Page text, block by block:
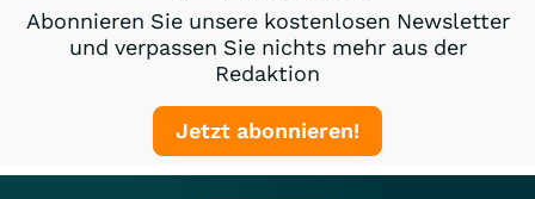
Abonnieren Sie unsere kostenlosen Newsletter
und verpassen Sie nichts mehr aus der
Redaktion
Jetzt abonnieren!